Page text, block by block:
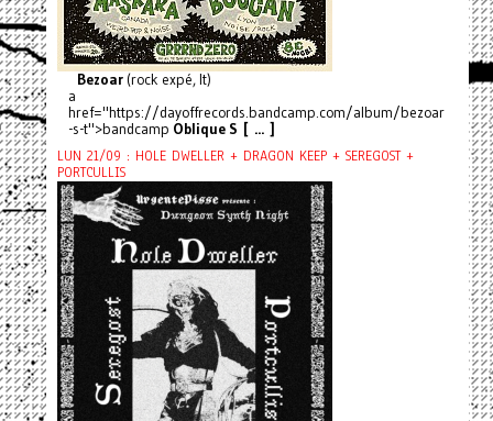
Bezoar(rock expé, It)
a
href="https://dayoffrecords.bandcamp.com/album/bezoar
-s-t">bandcamp Oblique S [ ... ]
LUN 21/09 : HOLE DWELLER + DRAGON KEEP + SEREGOST +
PORTCULLIS